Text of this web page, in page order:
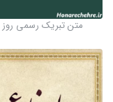
متن تبریک رسمی روز